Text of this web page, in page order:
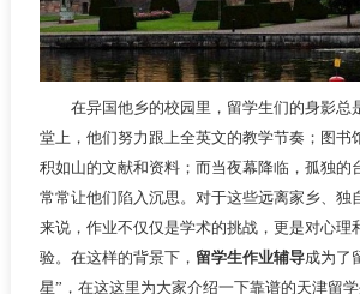
在异国他乡的校园里，留学生们的身影总
堂上，他们努力跟上全英文的教学节奏；图书
积如山的文献和资料；而当夜幕降临，孤独的
常常让他们陷入沉思。对于这些远离家乡、独
来说，作业不仅仅是学术的挑战，更是对心理
验。在这样的背景下， 留学生作业辅导成为了
星”，在这这里为大家介绍一下靠谱的天津留学